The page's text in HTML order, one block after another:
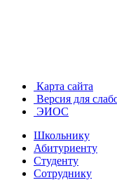
Карта сайта
Версия для
ЭИОС
Школьнику
Абитуриенту
Студенту
Сотруднику